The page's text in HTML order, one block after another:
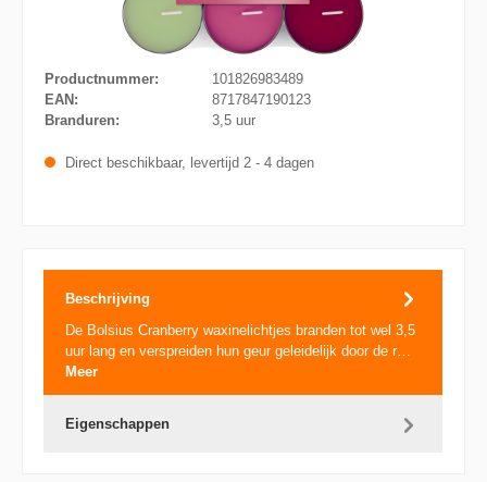
Productnummer:
101826983489
EAN:
8717847190123
Branduren:
3,5 uur
Direct beschikbaar, levertijd 2 - 4 dagen
Beschrijving
De Bolsius Cranberry waxinelichtjes branden tot wel 3,5
uur lang en verspreiden hun geur geleidelijk door de r…
Meer
Eigenschappen